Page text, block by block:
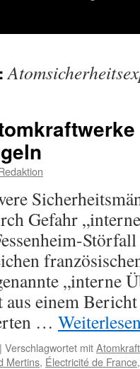
Gefahr
„interne
aus einem
…
| Verschlagwortet mit
Mertins, Électricité de France